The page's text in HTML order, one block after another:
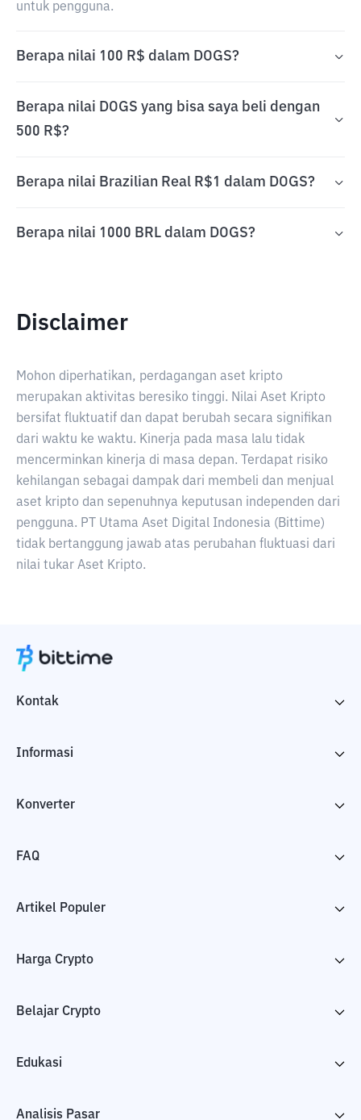
untuk pengguna.
Berapa nilai 100 R$ dalam DOGS?
Berapa nilai DOGS yang bisa saya beli dengan
500 R$?
Berapa nilai Brazilian Real R$1 dalam DOGS?
Berapa nilai 1000 BRL dalam DOGS?
Disclaimer
Mohon diperhatikan, perdagangan aset kripto
merupakan aktivitas beresiko tinggi. Nilai Aset Kripto
bersifat fluktuatif dan dapat berubah secara signifikan
dari waktu ke waktu. Kinerja pada masa lalu tidak
mencerminkan kinerja di masa depan. Terdapat risiko
kehilangan sebagai dampak dari membeli dan menjual
aset kripto dan sepenuhnya keputusan independen dari
pengguna. PT Utama Aset Digital Indonesia (Bittime)
tidak bertanggung jawab atas perubahan fluktuasi dari
nilai tukar Aset Kripto.
Kontak
Informasi
Konverter
FAQ
Artikel Populer
Harga Crypto
Belajar Crypto
Edukasi
Analisis Pasar